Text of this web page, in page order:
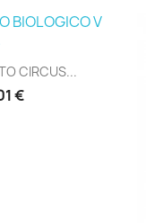
rápida
CIRCUS...
€